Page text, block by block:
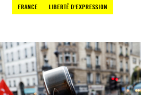
FRANCE
LIBERTÉ D'EXPRESSION